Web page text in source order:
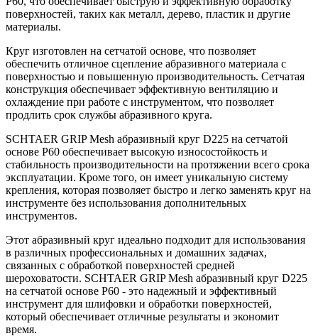
поверхностей, таких как металл, дерево, пластик и другие
материалы.
Круг изготовлен на сетчатой основе, что позволяет
обеспечить отличное сцепление абразивного материала с
поверхностью и повышенную производительность. Сетчатая
конструкция обеспечивает эффективную вентиляцию и
охлаждение при работе с инструментом, что позволяет
продлить срок службы абразивного круга.
SCHTAER GRIP Mesh абразивный круг D225 на сетчатой
основе P60 обеспечивает высокую износостойкость и
стабильность производительности на протяжении всего срока
эксплуатации. Кроме того, он имеет уникальную систему
крепления, которая позволяет быстро и легко заменять круг на
инструменте без использования дополнительных
инструментов.
Этот абразивный круг идеально подходит для использования
в различных профессиональных и домашних задачах,
связанных с обработкой поверхностей средней
шероховатости. SCHTAER GRIP Mesh абразивный круг D225
на сетчатой основе P60 - это надежный и эффективный
инструмент для шлифовки и обработки поверхностей,
который обеспечивает отличные результаты и экономит
время.